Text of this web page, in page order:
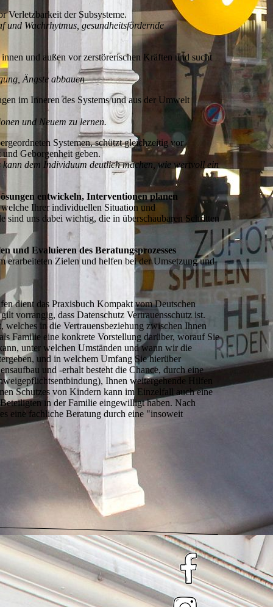
Verletzbarkeit der Subsysteme.
und Wachrhytmus, gesundheitsfördernde
und außen vor zerstörerischen Kräften und sucht
Ängste abbauen
im Inneren des Systems und aus der Umwelt
und Neuem zu lernen.
Systemen, schützt gleichzeitig vor
Geborgenheit geben.
dem Individuum deutlich machen, wie wertvoll ein
entwickeln, Interventionen planen
Ihrer individuellen Situation und
sind uns dabei wichtig, die in überschaubaren Schritten
und Evaluieren des Beratungsprozesses
erarbeiteten Zielen und helfen bei der Umsetzung und
dient das Praxisbuch Kompakt vom Deutschen
vorrangig, dass Datenschutz Vertrauensschutz ist.
in die Vertrauensbeziehung zwischen Ihnen
Familie eine konkrete Vorstellung darüber, worauf Sie
unter welchen Umständen und wann wir die
und in welchem Umfang Sie hierüber
und -erhalt besteht die Chance, durch eine
Ihnen weitergehende Hilfen
Schutzes von Kindern kann im Einzelfall auch eine
in der Familie eingewilligt haben. Nach
eine fachliche Beratung durch eine "insoweit